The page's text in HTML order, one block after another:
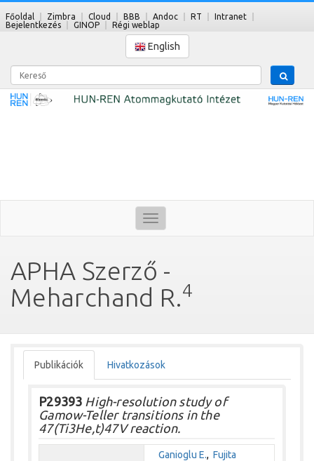
Főoldal Zimbra Cloud BBB Andoc RT
Intranet
Bejelentkezés
GINOP Régi weblap
English
Kereső
Toggle
navigation
APHA Szerző -
Meharchand R.4
Publikációk Hivatkozások
P29393 High-resolution study of
Gamow-Teller transitions in the
47(Ti3He,t)47V reaction.
Ganioglu E.,Fujita